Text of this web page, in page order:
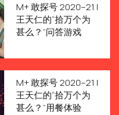
M+ 敢探号 2020–21 |
王天仁的“拾万个为
甚么？”问答游戏
M+ 敢探号 2020–21 |
王天仁的“拾万个为
甚么？”用餐体验